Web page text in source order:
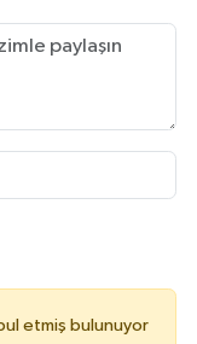
etmiş bulunuyor